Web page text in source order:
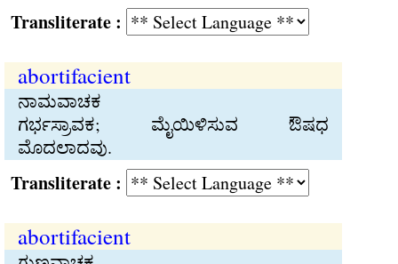
:
abortifacient
ನಾಮವಾಚಕ
ಗರ್ಭಸ್ರಾವಕ; ಮೈಯಿಳಿಸುವ ಔಷಧ
ಮೊದಲಾದವು.
:
abortifacient